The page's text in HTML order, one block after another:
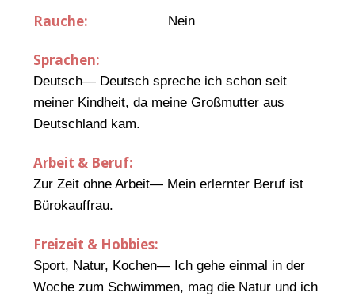
Rauche: Nein
Sprachen:
Deutsch— Deutsch spreche ich schon seit
meiner Kindheit, da meine Großmutter aus
Deutschland kam.
Arbeit & Beruf:
Zur Zeit ohne Arbeit— Mein erlernter Beruf ist
Bürokauffrau.
Freizeit & Hobbies:
Sport, Natur, Kochen— Ich gehe einmal in der
Woche zum Schwimmen, mag die Natur und ich